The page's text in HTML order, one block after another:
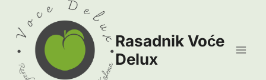
content
Rasadnik Voće
Delux